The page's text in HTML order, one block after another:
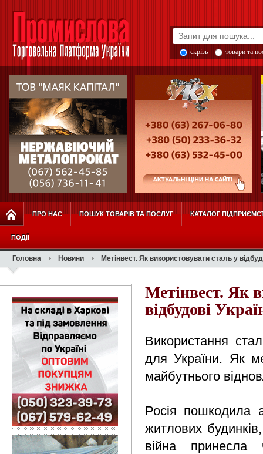
скрізь товари та
ПРО НАС ПОШУК ТОВАРІВ ТА ПОСЛУГ КАТАЛОГ
ПОДІЇ
Головна Новини Метінвест. Як використовувати сталь у
Метінвест. Як
відбудові
Використання
для України. Як
майбутнього
Росія
житлових
війна принесла